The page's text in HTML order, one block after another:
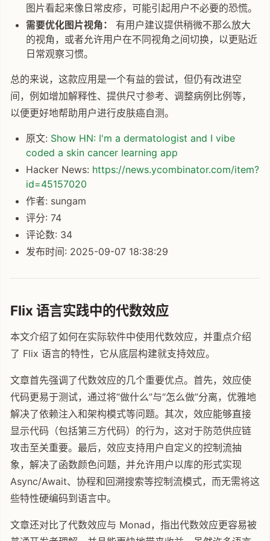
图片看起来像日常皮疹，可能引起用户不必要的恐慌。
需要优化图片视角：
有用户建议提供稍微不那么放大
的视角，或者允许用户在不同视角之间切换，以更贴近
日常观察习惯。
总的来说，这款应用是一个有益的尝试，但仍有改进空
间，例如增加解释性、提供尺寸参考、调整病例比例等，
以便更好地帮助用户进行皮肤癌自测。
原文: Show HN: I'm a dermatologist and I vibe
coded a skin cancer learning app
Hacker News: https://news.ycombinator.com/item?
id=45157020
作者: sungam
评分: 74
评论数: 34
发布时间: 2025-09-07 18:38:29
Flix 语言实践中的代数效应
本文介绍了如何在实际软件中使用代数效应，并重点介绍
了 Flix 语言的特性，它从底层构建就支持效应。
文章首先强调了代数效应的几个重要优点。首先，效应使
代码更易于测试，通过将“做什么”与“怎么做”分离，优雅地
解决了依赖注入和架构模式等问题。其次，效应能够直接
显示代码（包括第三方代码）的行为，这对于防范供应链
攻击至关重要。最后，效应支持用户自定义的控制流抽
象，解决了函数颜色问题，并允许用户以库的形式实现
Async/Await、协程和回溯搜索等控制流模式，而无需将这
些特性硬编码到语言中。
文章还对比了代数效应与 Monad，指出代数效应更容易被